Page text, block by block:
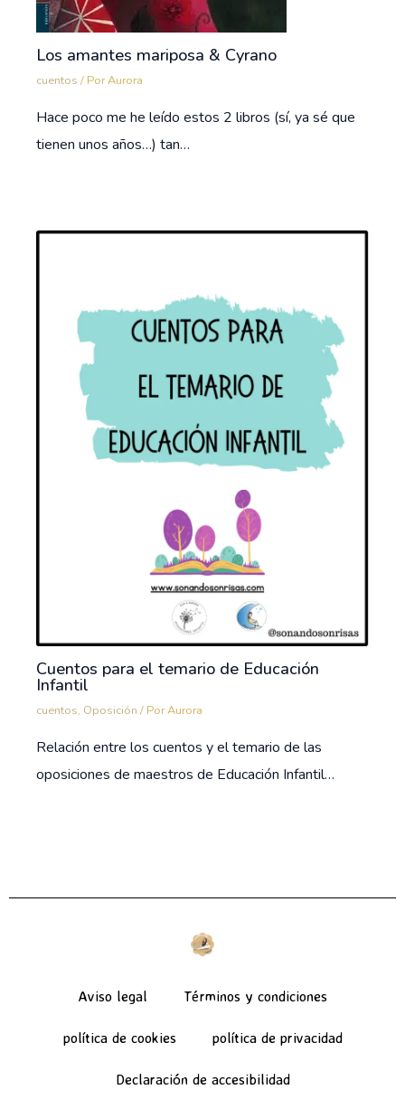
Los amantes mariposa & Cyrano
cuentos / PorAurora
Hace poco me he leído estos 2 libros (sí, ya sé que
tienen unos años…) tan…
Cuentos para el temario de Educación
Infantil
cuentos, Oposición / PorAurora
Relación entre los cuentos y el temario de las
oposiciones de maestros de Educación Infantil…
Aviso legal Términos y condiciones
política de cookies política de privacidad
Declaración de accesibilidad